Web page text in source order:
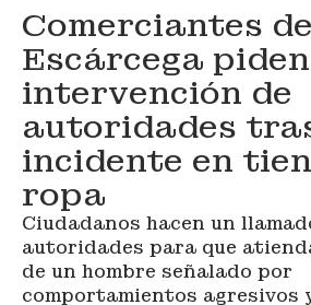
Comerciantes de
Escárcega piden
intervención de
autoridades
incidente en
ropa
Ciudadanos hacen un
autoridades para que
de un hombre señalado por
comportamientos agresivos